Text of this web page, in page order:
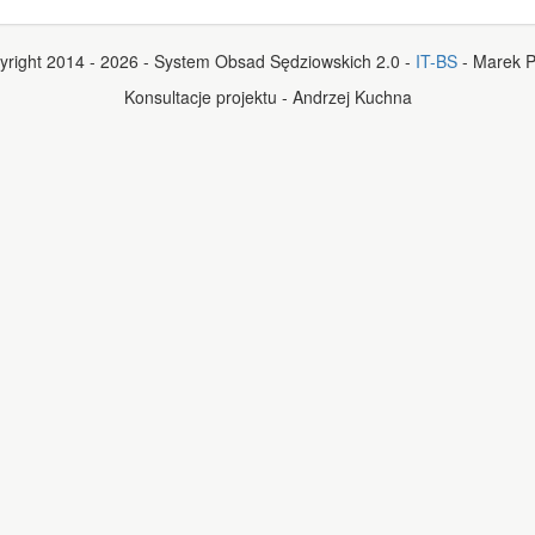
2014 - 2026 - System Obsad Sędziowskich 2.0 - IT-BS- Marek
Konsultacje projektu - Andrzej Kuchna